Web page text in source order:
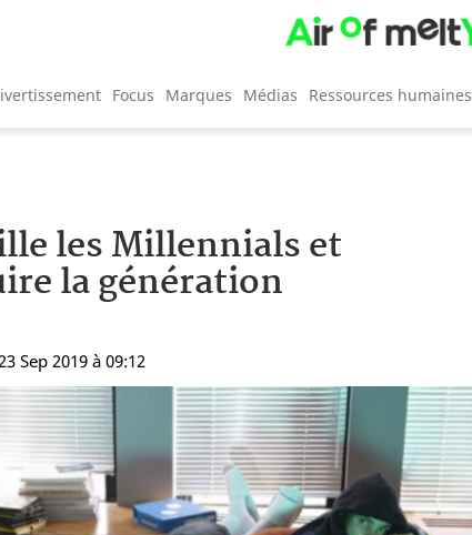
Focus Marques Médias Ressources humaines
les Millennials et
la génération
Sep 2019 à 09:12